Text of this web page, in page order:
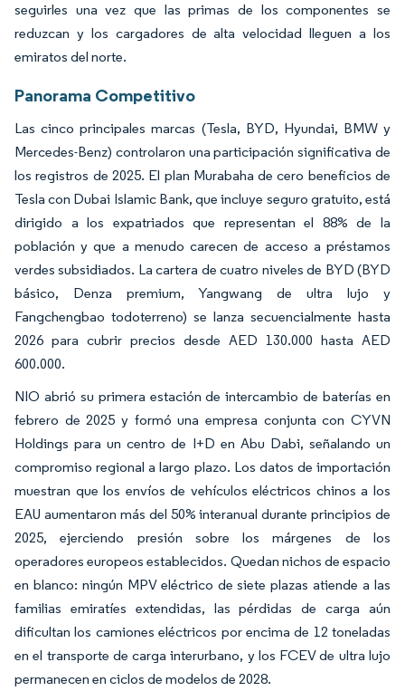
seguirles una vez que las primas de los componentes se
reduzcan y los cargadores de alta velocidad lleguen a los
emiratos del norte.
Panorama Competitivo
Las cinco principales marcas (Tesla, BYD, Hyundai, BMW y
Mercedes-Benz) controlaron una participación significativa de
los registros de 2025. El plan Murabaha de cero beneficios de
Tesla con Dubai Islamic Bank, que incluye seguro gratuito, está
dirigido a los expatriados que representan el 88% de la
población y que a menudo carecen de acceso a préstamos
verdes subsidiados. La cartera de cuatro niveles de BYD (BYD
básico, Denza premium, Yangwang de ultra lujo y
Fangchengbao todoterreno) se lanza secuencialmente hasta
2026 para cubrir precios desde AED 130.000 hasta AED
600.000.
NIO abrió su primera estación de intercambio de baterías en
febrero de 2025 y formó una empresa conjunta con CYVN
Holdings para un centro de I+D en Abu Dabi, señalando un
compromiso regional a largo plazo. Los datos de importación
muestran que los envíos de vehículos eléctricos chinos a los
EAU aumentaron más del 50% interanual durante principios de
2025, ejerciendo presión sobre los márgenes de los
operadores europeos establecidos. Quedan nichos de espacio
en blanco: ningún MPV eléctrico de siete plazas atiende a las
familias emiratíes extendidas, las pérdidas de carga aún
dificultan los camiones eléctricos por encima de 12 toneladas
en el transporte de carga interurbano, y los FCEV de ultra lujo
permanecen en ciclos de modelos de 2028.